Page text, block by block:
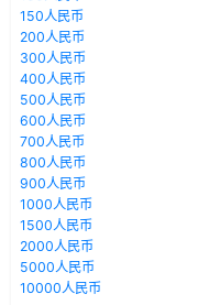
150人民币
200人民币
300人民币
400人民币
500人民币
600人民币
700人民币
800人民币
900人民币
1000人民币
1500人民币
2000人民币
5000人民币
10000人民币